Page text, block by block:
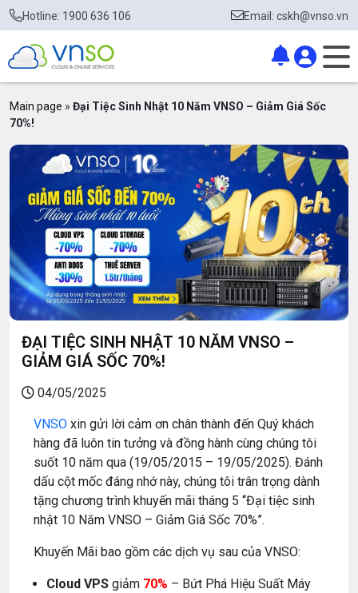
Hotline: 1900 636 106 Email: cskh@vnso.vn
Main page » Đại Tiệc Sinh Nhật 10 Năm VNSO – Giảm Giá Sốc
70%!
ĐẠI TIỆC SINH NHẬT 10 NĂM VNSO –
GIẢM GIÁ SỐC 70%!
04/05/2025
VNSO xin gửi lời cảm ơn chân thành đến Quý khách
hàng đã luôn tin tưởng và đồng hành cùng chúng tôi
suốt 10 năm qua (19/05/2015 – 19/05/2025). Đánh
dấu cột mốc đáng nhớ này, chúng tôi trân trọng dành
tặng chương trình khuyến mãi tháng 5 “Đại tiệc sinh
nhật 10 Năm VNSO – Giảm Giá Sốc 70%”.
Khuyến Mãi bao gồm các dịch vụ sau của VNSO:
Cloud VPS giảm 70% – Bứt Phá Hiệu Suất Máy